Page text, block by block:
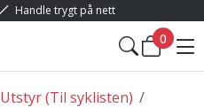
Handle trygt på nett
0
/
Utstyr (Til syklisten)